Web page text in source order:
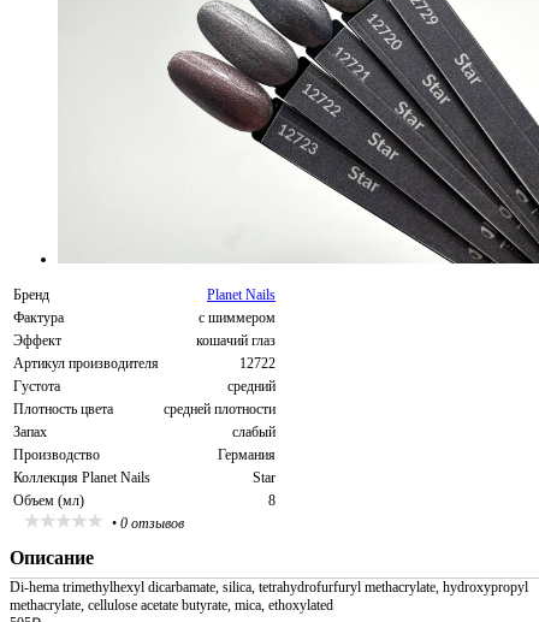
Бренд
Planet Nails
Фактура
с шиммером
Эффект
кошачий глаз
Артикул производителя
12722
Густота
средний
Плотность цвета
средней плотности
Запах
слабый
Производство
Германия
Коллекция Planet Nails
Star
Объем (мл)
8
• 0 отзывов
Описание
Di-hema trimethylhexyl dicarbamate, silica, tetrahydrofurfuryl methacrylate, hydroxypropyl
methacrylate, cellulose acetate butyrate, mica, ethoxylated